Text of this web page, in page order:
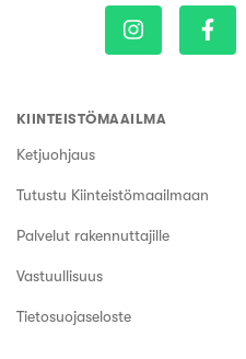
KIINTEISTÖMAAILMA
Ketjuohjaus
Tutustu Kiinteistömaailmaan
Palvelut rakennuttajille
Vastuullisuus
Tietosuojaseloste